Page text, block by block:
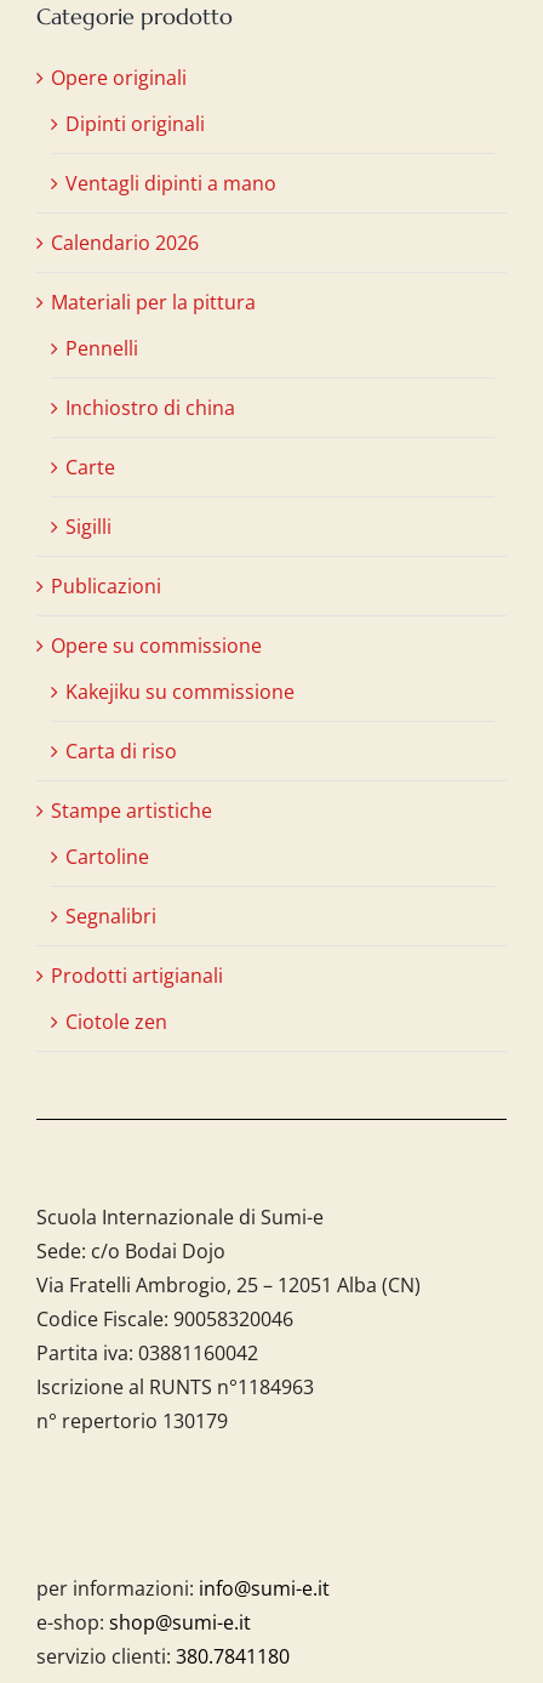
Categorie prodotto
Opere originali
Dipinti originali
Ventagli dipinti a mano
Calendario 2026
Materiali per la pittura
Pennelli
Inchiostro di china
Carte
Sigilli
Publicazioni
Opere su commissione
Kakejiku su commissione
Carta di riso
Stampe artistiche
Cartoline
Segnalibri
Prodotti artigianali
Ciotole zen
Scuola Internazionale di Sumi-e
Sede: c/o Bodai Dojo
Via Fratelli Ambrogio, 25 – 12051 Alba (CN)
Codice Fiscale: 90058320046
Partita iva: 03881160042
Iscrizione al RUNTS n°1184963
n° repertorio 130179
per informazioni: info@sumi-e.it
e-shop: shop@sumi-e.it
servizio clienti: 380.7841180